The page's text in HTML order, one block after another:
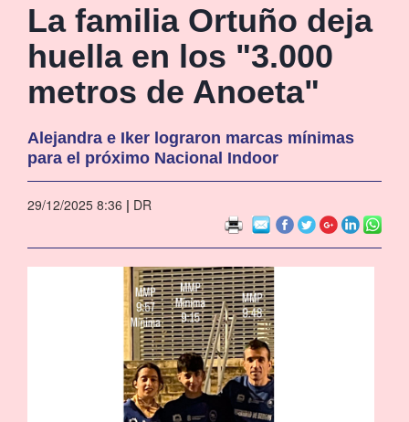
La familia Ortuño deja
huella en los "3.000
metros de Anoeta"
Alejandra e Iker lograron marcas mínimas
para el próximo Nacional Indoor
29/12/2025 8:36 | DR